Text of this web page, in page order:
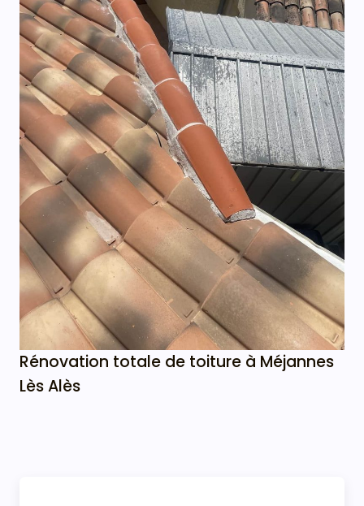
Rénovation totale de toiture à Méjannes
Lès Alès